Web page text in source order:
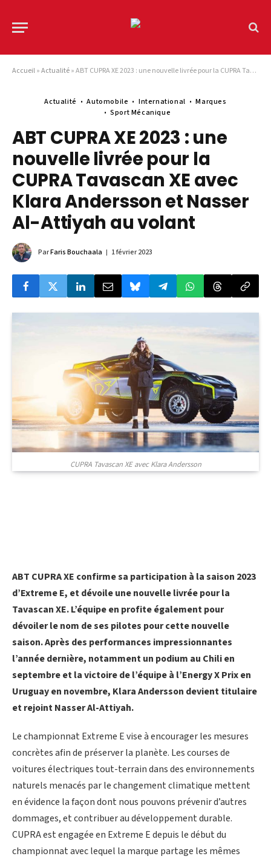
Accueil»Actualité»ABT CUPRA XE 2023 : une nouvelle livrée pour la CUPRA Tavascan XE avec Klara Andersson et Nasser Al-Attiyah au volant
Actualité Automobile International
Marques
Sport Mécanique
ABT CUPRA XE 2023 : une
nouvelle livrée pour la
CUPRA Tavascan XE avec
Klara Andersson et Nasser
Al-Attiyah au volant
ParFaris Bouchaala 1 février 2023
CUPRA Tavascan XE avec Klara Andersson
ABT CUPRA XE confirme sa participation à la saison 2023
d’Extreme E, et dévoile une nouvelle livrée pour la
Tavascan XE. L’équipe en profite également pour
dévoiler le nom de ses pilotes pour cette nouvelle
saison. Après des performances impressionnantes
l’année dernière, notamment un podium au Chili en
septembre et la victoire de l’équipe à l’Energy X Prix en
Uruguay en novembre, Klara Andersson devient titulaire
et rejoint Nasser Al-Attiyah.
Le championnat Extreme E vise à encourager les mesures
concrètes afin de préserver la planète. Les courses de
voitures électriques tout-terrain dans des environnements
naturels menacés par le changement climatique mettent
en évidence la façon dont nous pouvons prévenir d’autres
dommages, et contribuer au développement durable.
CUPRA est engagée en Extreme E depuis le début du
championnat avec lequel la marque partage les mêmes